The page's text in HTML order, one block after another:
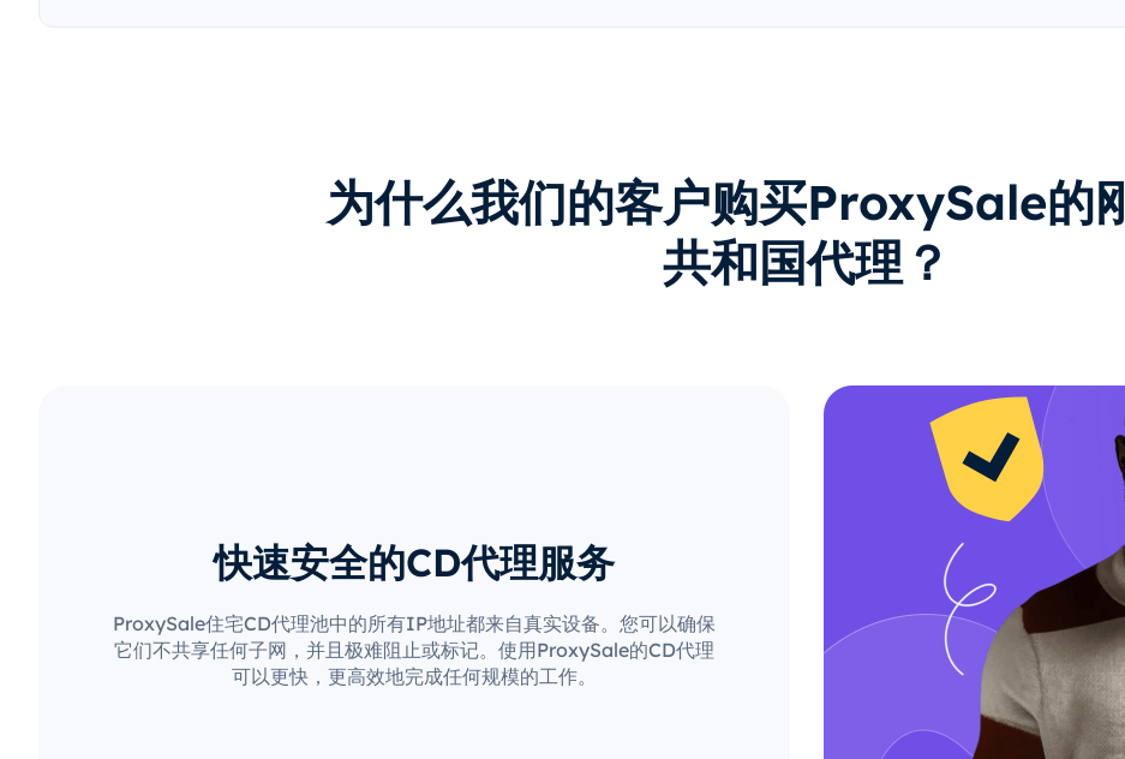
为什么我们的客户购买ProxySale的
共和国代理？
快速安全的CD代理服务
ProxySale住宅CD代理池中的所有IP地址都来自真实设备。您可以确保
它们不共享任何子网，并且极难阻止或标记。使用ProxySale的CD代理
可以更快，更高效地完成任何规模的工作。